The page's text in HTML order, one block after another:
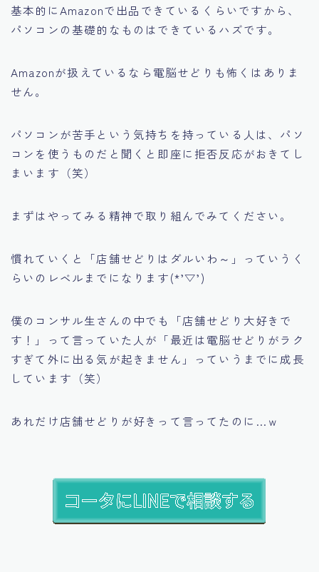
基本的にAmazonで出品できているくらいですから、
パソコンの基礎的なものはできているハズです。
Amazonが扱えているなら電脳せどりも怖くはありま
せん。
パソコンが苦手という気持ちを持っている人は、パソ
コンを使うものだと聞くと即座に拒否反応がおきてし
まいます（笑）
まずはやってみる精神で取り組んでみてください。
慣れていくと「店舗せどりはダルいわ～」っていうく
らいのレベルまでになります(*’▽’)
僕のコンサル生さんの中でも
「店舗せどり大好きで
す！」
って言っていた人が 「最近は電脳せどりがラク
すぎて外に出る気が起きません」
っていうまでに成長
しています（笑）
あれだけ店舗せどりが好きって言ってたのに…ｗ